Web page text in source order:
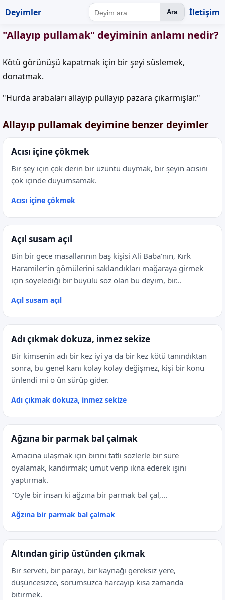
Deyimler Ara İletişim
"Allayıp pullamak" deyiminin anlamı nedir?
Kötü görünüşü kapatmak için bir şeyi süslemek,
donatmak.
"Hurda arabaları allayıp pullayıp pazara çıkarmışlar."
Allayıp pullamak deyimine benzer deyimler
Acısı içine çökmek
Bir şey için çok derin bir üzüntü duymak, bir şeyin acısını
çok içinde duyumsamak.
Acısı içine çökmek
Açıl susam açıl
Bin bir gece masallarının baş kişisi Ali Baba’nın, Kırk
Haramiler’in gömülerini saklandıkları mağaraya girmek
için söyelediği bir büyülü söz olan bu deyim, bir...
Açıl susam açıl
Adı çıkmak dokuza, inmez sekize
Bir kimsenin adı bir kez iyi ya da bir kez kötü tanındıktan
sonra, bu genel kanı kolay kolay değişmez, kişi bir konu
ünlendi mi o ün sürüp gider.
Adı çıkmak dokuza, inmez sekize
Ağzına bir parmak bal çalmak
Amacına ulaşmak için birini tatlı sözlerle bir süre
oyalamak, kandırmak; umut verip ikna ederek işini
yaptırmak.
"Öyle bir insan ki ağzına bir parmak bal çal,...
Ağzına bir parmak bal çalmak
Altından girip üstünden çıkmak
Bir serveti, bir parayı, bir kaynağı gereksiz yere,
düşüncesizce, sorumsuzca harcayıp kısa zamanda
bitirmek.